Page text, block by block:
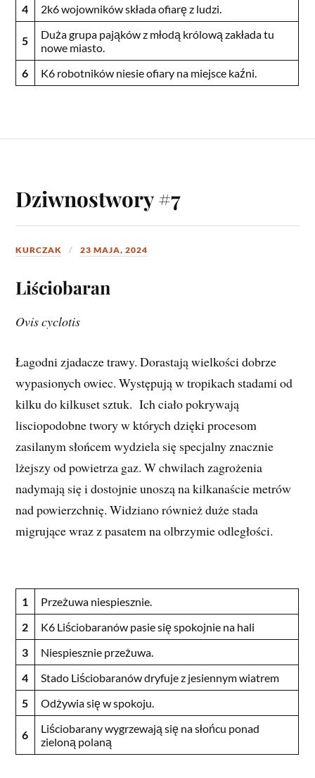
4 2k6 wojowników składa ofiarę z ludzi.
5
Duża grupa pająków z młodą królową zakłada tu
nowe miasto.
6
K6 robotników niesie ofiary na miejsce kaźni.
Dziwnostwory #7
KURCZAK 23 MAJA, 2024
Liściobaran
Ovis cyclotis
Łagodni zjadacze trawy. Dorastają wielkości dobrze
wypasionych owiec. Występują w tropikach stadami od
kilku do kilkuset sztuk. Ich ciało pokrywają
lisciopodobne twory w których dzięki procesom
zasilanym słońcem wydziela się specjalny znacznie
lżejszy od powietrza gaz. W chwilach zagrożenia
nadymają się i dostojnie unoszą na kilkanaście metrów
nad powierzchnię. Widziano również duże stada
migrujące wraz z pasatem na olbrzymie odległości.
1
Przeżuwa niespiesznie.
2
K6 Liściobaranów pasie się spokojnie na hali
3
Niespiesznie przeżuwa.
4
Stado Liściobaranów dryfuje z jesiennym wiatrem
5
Odżywia się w spokoju.
6
Liściobarany wygrzewają się na słońcu ponad
zieloną polaną